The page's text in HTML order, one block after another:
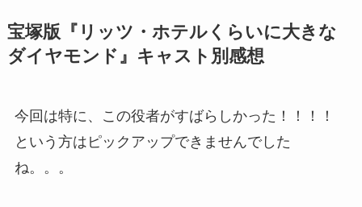
宝塚版『リッツ・ホテルくらいに大きな
ダイヤモンド』キャスト別感想
今回は特に、この役者がすばらしかった！！！！
という方はピックアップできませんでした
ね。。。